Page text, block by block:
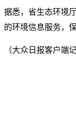
据悉，省生态环境
的环境信息服务，
（大众日报客户端